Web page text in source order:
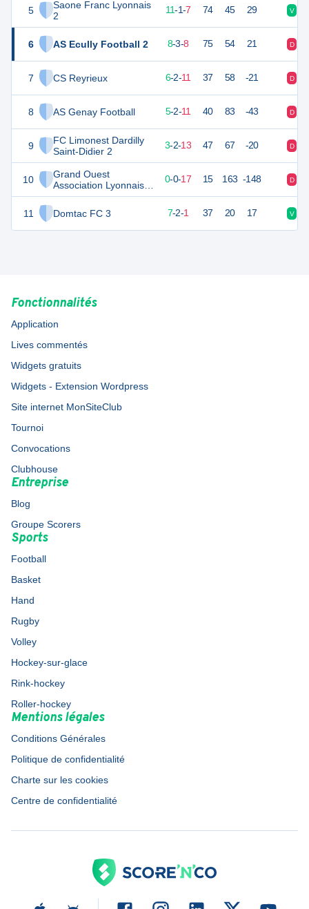
5
Saone Franc Lyonnais
2
6 AS Ecully Football 2
7 CS Reyrieux
8 AS Genay Football
9
FC Limonest Dardilly
Saint-Didier 2
10
Grand Ouest
Association Lyonnaise
2
11
Domtac FC 3
34 19 11-1-7 74 45 29 V
27 19 8-3-8 75 54 21 D
6-2-11 37 58 -21 D
16 5-2-11 40 83 -43 D
10 19 3-2-13 47 67 -20 D
0-0-17 15 163 -148 D
7-2-1 37 20 17 V
Fonctionnalités
Application
Lives commentés
Widgets gratuits
Widgets - Extension Wordpress
Site internet MonSiteClub
Tournoi
Convocations
Clubhouse
Entreprise
Blog
Groupe Scorers
Sports
Football
Basket
Hand
Rugby
Volley
Hockey-sur-glace
Rink-hockey
Roller-hockey
Mentions légales
Conditions Générales
Politique de confidentialité
Charte sur les cookies
Centre de confidentialité